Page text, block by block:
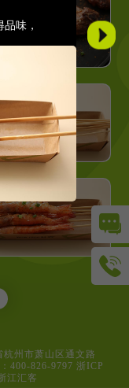
味，
州市萧山区通文路
400-826-9797 浙ICP
江汇客